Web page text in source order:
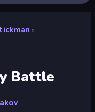
»
Battle